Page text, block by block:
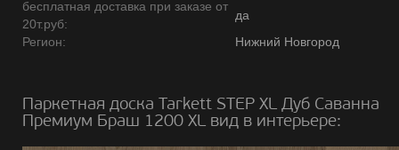
бесплатная доставка при заказе от
20т.руб:
да
Регион:
Нижний Новгород
Паркетная доска Tarkett STEP XL Дуб Саванна
Премиум Браш 1200 ХL вид в интерьере: